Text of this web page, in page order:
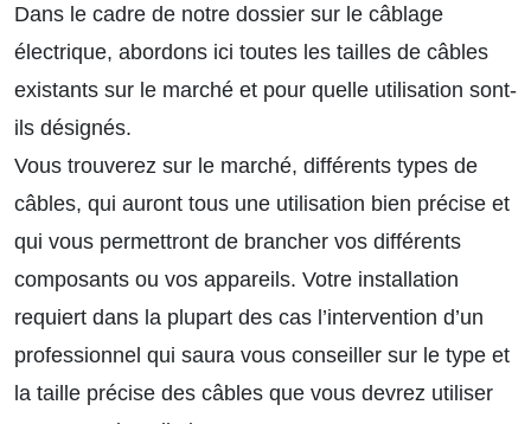
Dans le cadre de notre dossier sur le câblage
électrique, abordons ici toutes les tailles de câbles
existants sur le marché et pour quelle utilisation sont-
ils désignés.
Vous trouverez sur le marché, différents types de
câbles, qui auront tous une utilisation bien précise et
qui vous permettront de brancher vos différents
composants ou vos appareils. Votre installation
requiert dans la plupart des cas l’intervention d’un
professionnel qui saura vous conseiller sur le type et
la taille précise des câbles que vous devrez utiliser